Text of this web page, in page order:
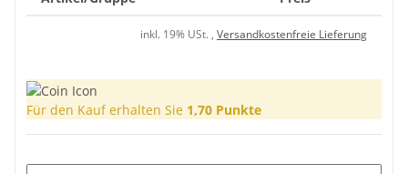
inkl. 19% USt. , Versandkostenfreie Lieferung
Für den Kauf erhalten Sie 1,70 Punkte